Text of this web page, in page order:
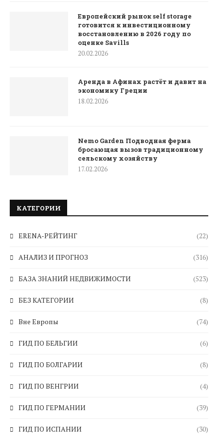
Европейский рынок self storage
готовится к инвестиционному
восстановлению в 2026 году по
оценке Savills
20.02.2026
Аренда в Афинах растёт и давит на
экономику Греции
18.02.2026
Nemo Garden Подводная ферма
бросающая вызов традиционному
сельскому хозяйству
17.02.2026
КАТЕГОРИИ
ERENA-РЕЙТИНГ (22)
АНАЛИЗ И ПРОГНОЗ (316)
БАЗА ЗНАНИЙ НЕДВИЖИМОСТИ (523)
БЕЗ КАТЕГОРИИ (8)
Вне Европы (74)
ГИД ПО БЕЛЬГИИ (6)
ГИД ПО БОЛГАРИИ (8)
ГИД ПО ВЕНГРИИ (4)
ГИД ПО ГЕРМАНИИ (39)
ГИД ПО ИСПАНИИ (30)